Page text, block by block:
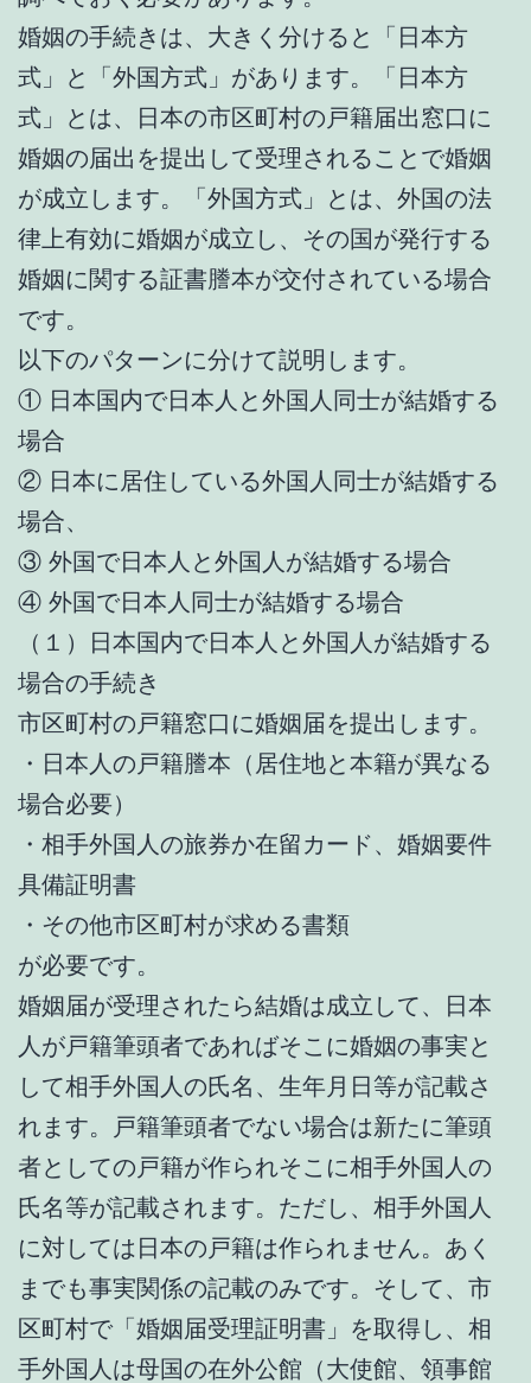
婚姻の手続きは、大きく分けると「日本方
式」と「外国方式」があります。「日本方
式」とは、日本の市区町村の戸籍届出窓口に
婚姻の届出を提出して受理されることで婚姻
が成立します。「外国方式」とは、外国の法
律上有効に婚姻が成立し、その国が発行する
婚姻に関する証書謄本が交付されている場合
です。
以下のパターンに分けて説明します。
① 日本国内で日本人と外国人同士が結婚する
場合
② 日本に居住している外国人同士が結婚する
場合、
③ 外国で日本人と外国人が結婚する場合
④ 外国で日本人同士が結婚する場合
（１）日本国内で日本人と外国人が結婚する
場合の手続き
市区町村の戸籍窓口に婚姻届を提出します。
・日本人の戸籍謄本（居住地と本籍が異なる
場合必要）
・相手外国人の旅券か在留カード、婚姻要件
具備証明書
・その他市区町村が求める書類
が必要です。
婚姻届が受理されたら結婚は成立して、日本
人が戸籍筆頭者であればそこに婚姻の事実と
して相手外国人の氏名、生年月日等が記載さ
れます。戸籍筆頭者でない場合は新たに筆頭
者としての戸籍が作られそこに相手外国人の
氏名等が記載されます。ただし、相手外国人
に対しては日本の戸籍は作られません。あく
までも事実関係の記載のみです。そして、市
区町村で「婚姻届受理証明書」を取得し、相
手外国人は母国の在外公館（大使館、領事館